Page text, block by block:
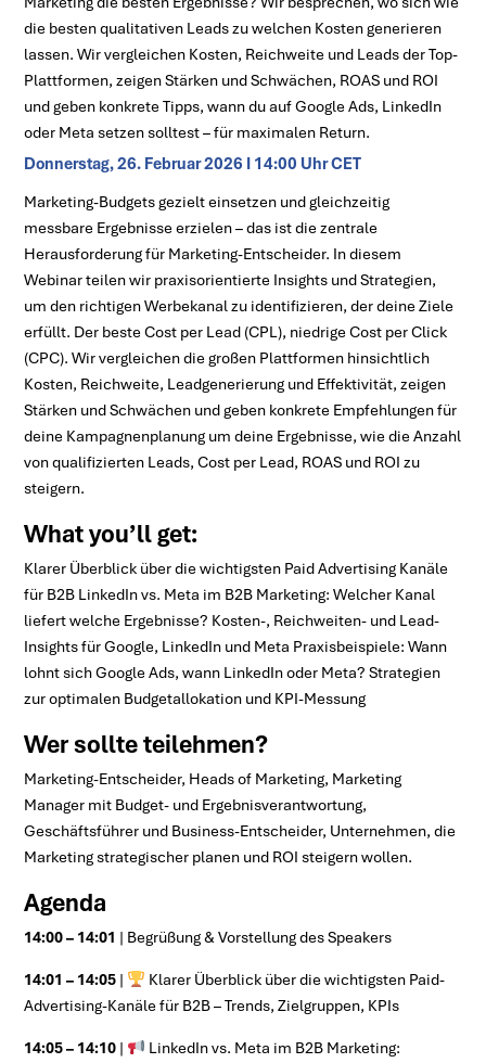
die besten qualitativen Leads zu welchen Kosten generieren
lassen. Wir vergleichen Kosten, Reichweite und Leads der Top-
Plattformen, zeigen Stärken und Schwächen, ROAS und ROI
und geben konkrete Tipps, wann du auf Google Ads, LinkedIn
oder Meta setzen solltest – für maximalen Return.
Donnerstag, 26. Februar 2026 I 14:00 Uhr CET
Marketing-Budgets gezielt einsetzen und gleichzeitig
messbare Ergebnisse erzielen – das ist die zentrale
Herausforderung für Marketing-Entscheider. In diesem
Webinar teilen wir praxisorientierte Insights und Strategien,
um den richtigen Werbekanal zu identifizieren, der deine Ziele
erfüllt. Der beste Cost per Lead (CPL), niedrige Cost per Click
(CPC). Wir vergleichen die großen Plattformen hinsichtlich
Kosten, Reichweite, Leadgenerierung und Effektivität, zeigen
Stärken und Schwächen und geben konkrete Empfehlungen für
deine Kampagnenplanung um deine Ergebnisse, wie die Anzahl
von qualifizierten Leads, Cost per Lead, ROAS und ROI zu
steigern.
What you’ll get:
Klarer Überblick über die wichtigsten Paid Advertising Kanäle
für B2B LinkedIn vs. Meta im B2B Marketing: Welcher Kanal
liefert welche Ergebnisse? Kosten-, Reichweiten- und Lead-
Insights für Google, LinkedIn und Meta Praxisbeispiele: Wann
lohnt sich Google Ads, wann LinkedIn oder Meta? Strategien
zur optimalen Budgetallokation und KPI-Messung
Wer sollte teilehmen?
Marketing-Entscheider, Heads of Marketing, Marketing
Manager mit Budget- und Ergebnisverantwortung,
Geschäftsführer und Business-Entscheider, Unternehmen, die
Marketing strategischer planen und ROI steigern wollen.
Agenda
14:00 – 14:01 | Begrüßung & Vorstellung des Speakers
14:01 – 14:05 |
Klarer Überblick über die wichtigsten Paid-
Advertising-Kanäle für B2B – Trends, Zielgruppen, KPIs
14:05 – 14:10 |
LinkedIn vs. Meta im B2B Marketing: